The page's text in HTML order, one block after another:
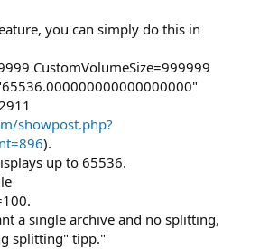
you can simply do this in
CustomVolumeSize=999999
showpost.php?
).
up to 65536.
a single archive and no splitting,
splitting" tipp."